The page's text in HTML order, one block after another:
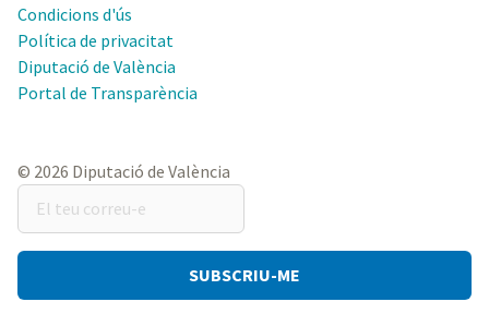
Condicions d'ús
Política de privacitat
Diputació de València
Portal de Transparència
© 2026 Diputació de València
El
teu
correu-